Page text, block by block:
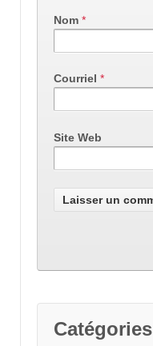
Nom *
Courriel *
Site Web
Catégories